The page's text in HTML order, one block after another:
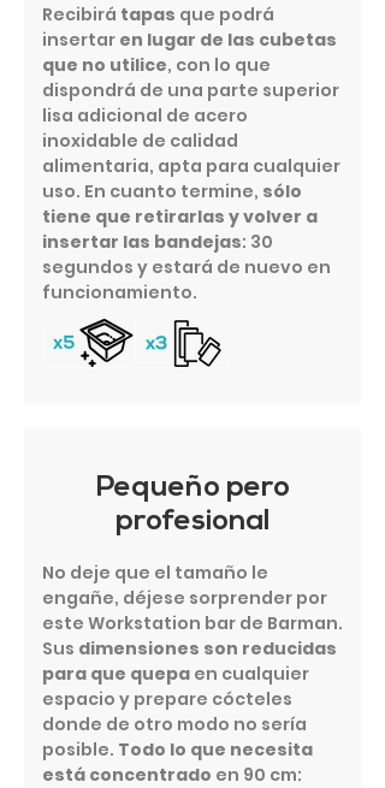
Recibirá tapas que podrá
insertar en lugar de las cubetas
que no utilice, con lo que
dispondrá de una parte superior
lisa adicional de acero
inoxidable de calidad
alimentaria, apta para cualquier
uso. En cuanto termine, sólo
tiene que retirarlas y volver a
insertar las bandejas: 30
segundos y estará de nuevo en
funcionamiento.
Pequeño pero
profesional
No deje que el tamaño le
engañe, déjese sorprender por
este Workstation bar de Barman.
Sus dimensiones son reducidas
para que quepa en cualquier
espacio y prepare cócteles
donde de otro modo no sería
posible. Todo lo que necesita
está concentrado en 90 cm: